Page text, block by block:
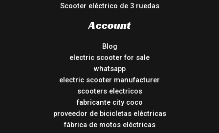
Scooter eléctrico de 3 ruedas
Account
Blog
electric scooter for sale
whatsapp
electric scooter manufacturer
scooters electricos
fabricante city coco
proveedor de bicicletas eléctricas
fábrica de motos eléctricas